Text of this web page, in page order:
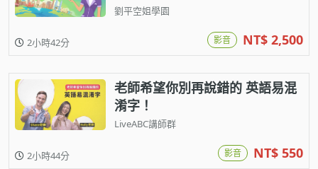
劉平空姐學園
2小時42分 影音 NT$ 2,500
老師希望你別再說錯的 英語易混
淆字！
LiveABC講師群
2小時44分 影音 NT$ 550